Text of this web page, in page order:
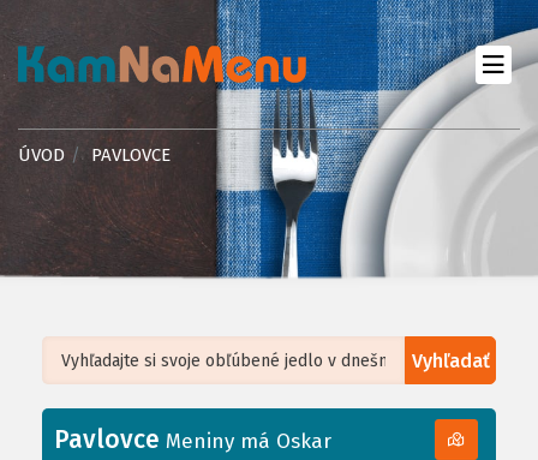
ÚVOD PAVLOVCE
Vyhľadať
+
Leaflet| ©OpenStreetMap, Tiles courtesy ofHumanitarian OpenStreetMap
Pavlovce Meniny má Oskar